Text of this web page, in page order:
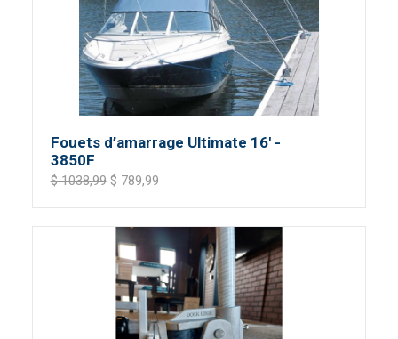
Fouets d’amarrage Ultimate 16' -
3850F
$ 1038,99$ 789,99